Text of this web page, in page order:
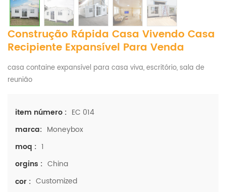
Construção Rápida Casa Vivendo Casa
Recipiente Expansível Para Venda
casa containe expansível para casa viva, escritório, sala de
reunião
item número : EC 014
marca: Moneybox
moq : 1
orgins : China
cor : Customized